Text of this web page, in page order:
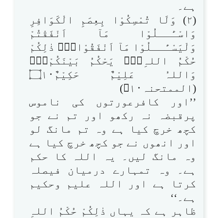
ہے۔
(۲) وَلَا تُمْسِكُوْا بِعِصَمِ الْكَوَافِرِ
وَاسْـَٔــلُوْا مَآ اَنْفَقْتُمْ
وَلْيَسْـَٔــلُوْا مَآ اَنْفَقُوْا۝۰ۭ ذٰلِكُمْ
حُكْمُ اللہِ۝۰ۭ يَحْكُمُ بَيْنَكُمْ۝۰ۭ
وَاللہُ عَلِيْمٌ حَكِيْمٌ۝۱۰
(الممتحنہ۱۰)
’’اور کافرعورتوں کی ناموس
پرقبضہ نہ رکھو اور تم نے جو
کچھ خرچ کیا ہے وہ تم مانگ لو
اور انھوں نے جو کچھ خرچ کیا ہے
وہ مانگ لیں۔ یہ اللہ کا حکم
ہے۔ وہ تمہارے درمیان فیصلہ
کرتا ہے اور اللہ علیم وحکیم
ہے۔‘‘
ظاہر ہے کہ یہاں ذٰلِكُمْ حُكْمُ اللہِ